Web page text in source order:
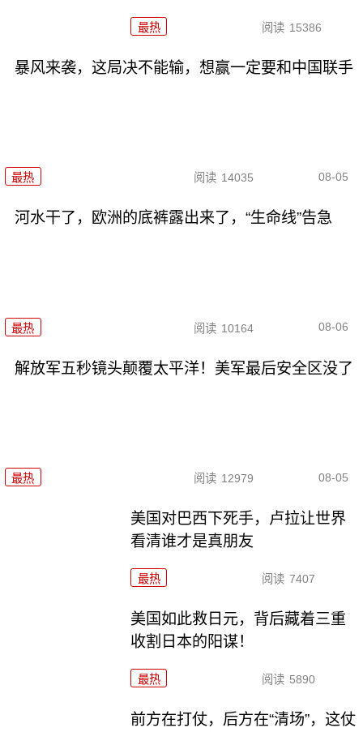
最热 阅读 15386
暴风来袭，这局决不能输，想赢一定要和中国联手
最热 阅读 14035 08-05
河水干了，欧洲的底裤露出来了，“生命线”告急
最热 阅读 10164 08-06
解放军五秒镜头颠覆太平洋！美军最后安全区没了
最热 阅读 12979 08-05
美国对巴西下死手，卢拉让世界
看清谁才是真朋友
最热 阅读 7407
美国如此救日元，背后藏着三重
收割日本的阳谋！
最热 阅读 5890
前方在打仗，后方在“清场”，这仗